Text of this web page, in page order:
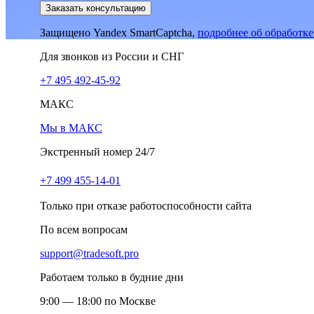
Заказать консультацию
Защищено Yandex SmartCaptcha, подробнее об
Для звонков из России и СНГ
+7 495 492-45-92
МАКС
Мы в МАКС
Экстренный номер 24/7
+7 499 455-14-01
Только при отказе работоспособности сайта
По всем вопросам
support@tradesoft.pro
Работаем только в будние дни
9:00 — 18:00 по Москве